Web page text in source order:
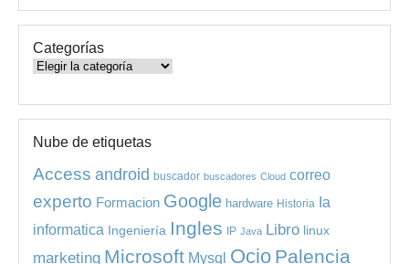
Categorías
Categorías
Nube de etiquetas
Access android buscador buscadores Cloud correo
experto Formacion Google hardware Historia Ia
informatica Ingeniería Ingles IP Java Libro linux
marketing Microsoft Mysql Ocio Palencia